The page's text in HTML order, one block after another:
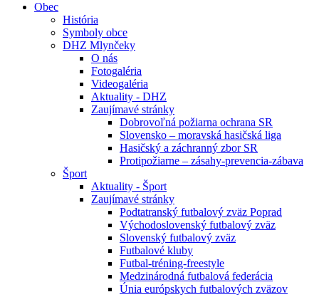
Obec
História
Symboly obce
DHZ Mlynčeky
O nás
Fotogaléria
Videogaléria
Aktuality - DHZ
Zaujímavé stránky
Dobrovoľná požiarna ochrana SR
Slovensko – moravská hasičská liga
Hasičský a záchranný zbor SR
Protipožiarne – zásahy-prevencia-zábava
Šport
Aktuality - Šport
Zaujímavé stránky
Podtatranský futbalový zväz Poprad
Východoslovenský futbalový zväz
Slovenský futbalový zväz
Futbalové kluby
Futbal-tréning-freestyle
Medzinárodná futbalová federácia
Únia európskych futbalových zväzov